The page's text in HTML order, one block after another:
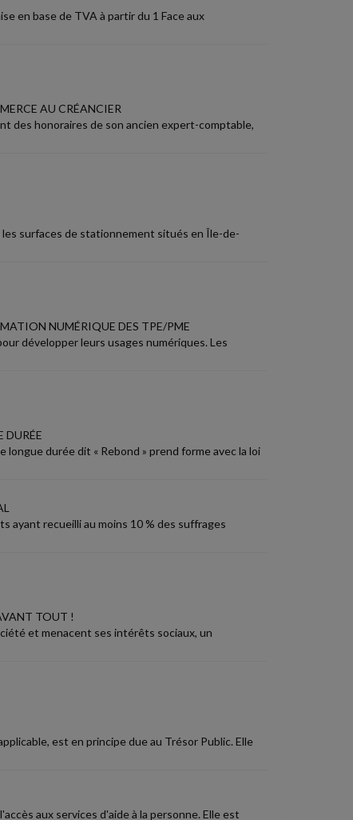
en base de TVA à partir du 1 Face aux
AU CRÉANCIER
des honoraires de son ancien expert-comptable,
les surfaces de stationnement situés en Île-de-
NUMÉRIQUE DES TPE/PME
développer leurs usages numériques. Les
DURÉE
durée dit « Rebond » prend forme avec la loi
ayant recueilli au moins 10 % des suffrages
TOUT !
et menacent ses intérêts sociaux, un
est en principe due au Trésor Public. Elle
aux services d'aide à la personne. Elle est